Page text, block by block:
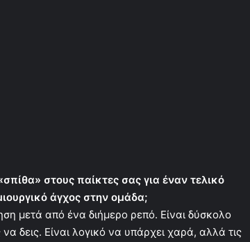
στους παίκτες σας για έναν τελικό
άγχος στην ομάδα;
μετά από ένα διήμερο ρεπό. Είναι δύσκολο
δεις. Είναι λογικό να υπάρχει χαρά, αλλά τις